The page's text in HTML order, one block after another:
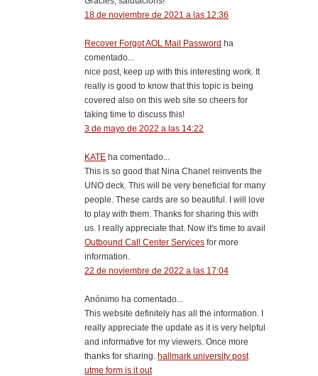
18 de noviembre de 2021 a las 12:36
Recover Forgot AOL Mail Password ha
comentado...
nice post, keep up with this interesting work. It
really is good to know that this topic is being
covered also on this web site so cheers for
taking time to discuss this!
3 de mayo de 2022 a las 14:22
KATE ha comentado...
This is so good that Nina Chanel reinvents the
UNO deck. This will be very beneficial for many
people. These cards are so beautiful. I will love
to play with them. Thanks for sharing this with
us. I really appreciate that. Now it's time to avail
Outbound Call Center Services for more
information.
22 de noviembre de 2022 a las 17:04
Anónimo ha comentado...
This website definitely has all the information. I
really appreciate the update as it is very helpful
and informative for my viewers. Once more
thanks for sharing. hallmark university post
utme form is it out